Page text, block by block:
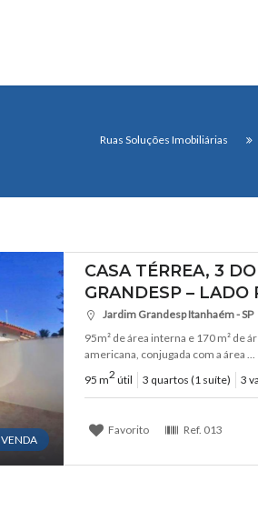
Ruas Soluções Imobiliárias
VENDA
CASA TÉRREA, 3
GRANDESP – LADO
Jardim Grandesp Itanhaém - SP
95m² de área interna e 170 m² de
americana, conjugada com a área ...
95 m2 útil 3 quartos (1 suíte) 3
Favorito Ref. 013